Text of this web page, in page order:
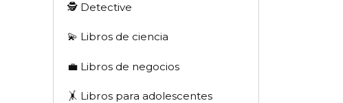
🕵 Detective
💫 Libros de ciencia
💼 Libros de negocios
🤸 Libros para adolescentes